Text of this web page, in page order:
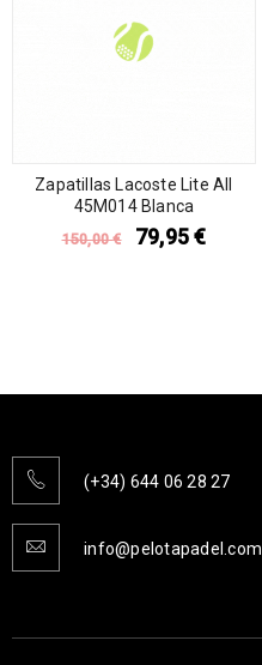
Zapatillas Lacoste Lite All
45M014 Blanca
150,00€ 79,95€
(+34) 644 06 28 27
info@pelotapadel.com